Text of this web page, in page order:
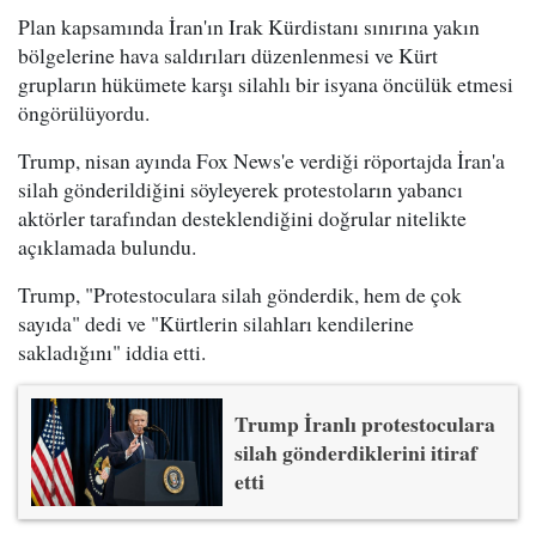
Plan kapsamında İran'ın Irak Kürdistanı sınırına yakın
bölgelerine hava saldırıları düzenlenmesi ve Kürt
grupların hükümete karşı silahlı bir isyana öncülük etmesi
öngörülüyordu.
Trump, nisan ayında Fox News'e verdiği röportajda İran'a
silah gönderildiğini söyleyerek protestoların yabancı
aktörler tarafından desteklendiğini doğrular nitelikte
açıklamada bulundu.
Trump, "Protestoculara silah gönderdik, hem de çok
sayıda" dedi ve "Kürtlerin silahları kendilerine
sakladığını" iddia etti.
Trump İranlı protestoculara
silah gönderdiklerini itiraf
etti